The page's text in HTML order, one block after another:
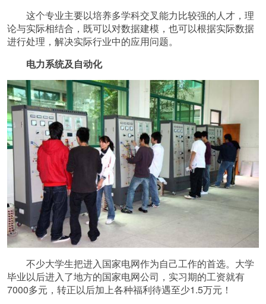
这个专业主要以培养多学科交叉能力比较强的人才，理
论与实际相结合，既可以对数据建模，也可以根据实际数据
进行处理，解决实际行业中的应用问题。
电力系统及自动化
不少大学生把进入国家电网作为自己工作的首选。大学
毕业以后进入了地方的国家电网公司，实习期的工资就有
7000多元，转正以后加上各种福利待遇至少1.5万元！